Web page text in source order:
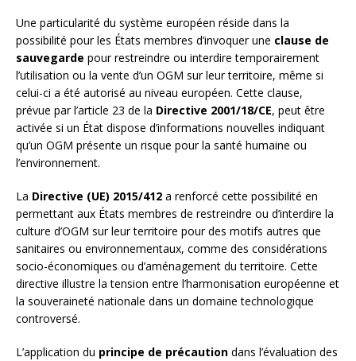
Une particularité du système européen réside dans la
possibilité pour les États membres d’invoquer une clause de
sauvegarde pour restreindre ou interdire temporairement
l’utilisation ou la vente d’un OGM sur leur territoire, même si
celui-ci a été autorisé au niveau européen. Cette clause,
prévue par l’article 23 de la Directive 2001/18/CE, peut être
activée si un État dispose d’informations nouvelles indiquant
qu’un OGM présente un risque pour la santé humaine ou
l’environnement.
La Directive (UE) 2015/412 a renforcé cette possibilité en
permettant aux États membres de restreindre ou d’interdire la
culture d’OGM sur leur territoire pour des motifs autres que
sanitaires ou environnementaux, comme des considérations
socio-économiques ou d’aménagement du territoire. Cette
directive illustre la tension entre l’harmonisation européenne et
la souveraineté nationale dans un domaine technologique
controversé.
L’application du principe de précaution dans l’évaluation des